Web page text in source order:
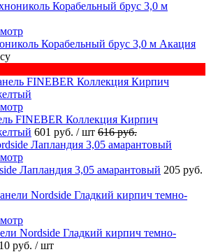
Корабельный брус 3,0 м Акация
FINEBER Коллекция Кирпич
601 руб. / шт 616 руб.
Лапландия 3,05 амарантовый 205 руб.
Nordside Гладкий кирпич темно-
руб. / шт